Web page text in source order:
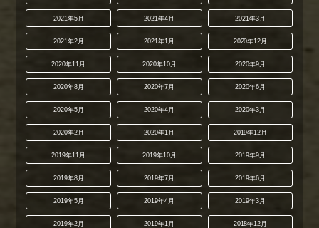
2021年5月 2021年4月 2021年3月
2021年2月 2021年1月 2020年12月
2020年11月 2020年10月 2020年9月
2020年8月 2020年7月 2020年6月
2020年5月 2020年4月 2020年3月
2020年2月 2020年1月 2019年12月
2019年11月 2019年10月 2019年9月
2019年8月 2019年7月 2019年6月
2019年5月 2019年4月 2019年3月
2019年2月 2019年1月 2018年12月